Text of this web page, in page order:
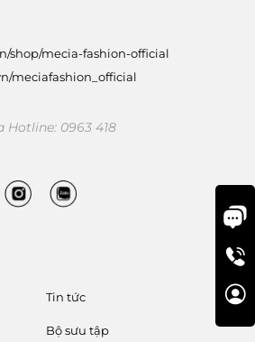
shop/mecia-fashion-official
meciafashion_official
Hotline: 0963 418
Tin tức
Bộ sưu tập